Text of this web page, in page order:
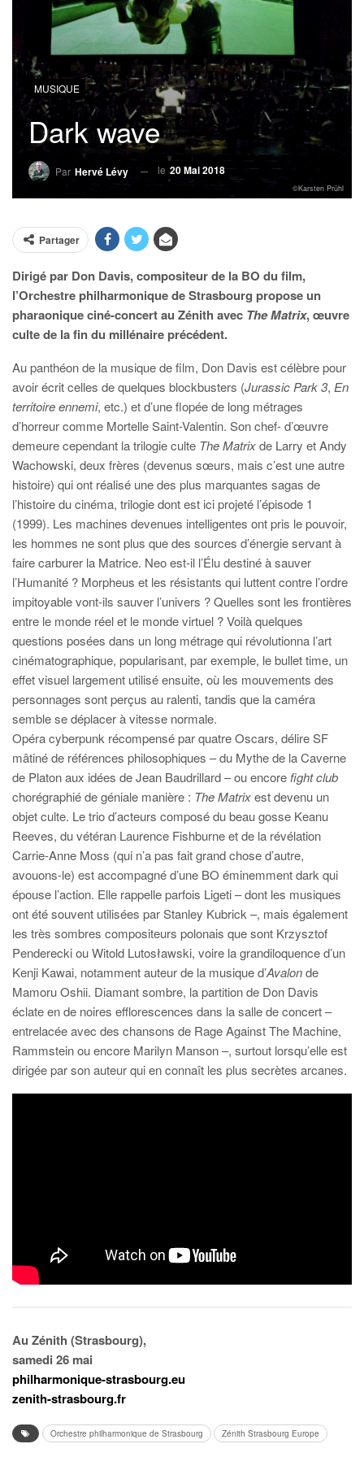
MUSIQUE
Dark wave
Par Hervé Lévy le 20 Mai 2018
©Karsten Prühl
Partager
Dirigé par Don Davis, compositeur de la BO du film,
l’Orchestre philharmonique de Strasbourg propose un
pharaonique ciné-concert au Zénith avec The Matrix, œuvre
culte de la fin du millénaire précédent.
Au panthéon de la musique de film, Don Davis est célèbre pour
avoir écrit celles de quelques blockbusters (Jurassic Park 3, En
territoire ennemi, etc.) et d’une flopée de long métrages
d’horreur comme Mortelle Saint-Valentin. Son chef- d’œuvre
demeure cependant la trilogie culte The Matrixde Larry et Andy
Wachowski, deux frères (devenus sœurs, mais c’est une autre
histoire) qui ont réalisé une des plus marquantes sagas de
l’histoire du cinéma, trilogie dont est ici projeté l’épisode 1
(1999). Les machines devenues intelligentes ont pris le pouvoir,
les hommes ne sont plus que des sources d’énergie servant à
faire carburer la Matrice. Neo est-il l’Élu destiné à sauver
l’Humanité ? Morpheus et les résistants qui luttent contre l’ordre
impitoyable vont-ils sauver l’univers ? Quelles sont les frontières
entre le monde réel et le monde virtuel ? Voilà quelques
questions posées dans un long métrage qui révolutionna l’art
cinématographique, popularisant, par exemple, le bullet time, un
effet visuel largement utilisé ensuite, où les mouvements des
personnages sont perçus au ralenti, tandis que la caméra
semble se déplacer à vitesse normale.
Opéra cyberpunk récompensé par quatre Oscars, délire SF
mâtiné de références philosophiques – du Mythe de la Caverne
de Platon aux idées de Jean Baudrillard – ou encore fight club
chorégraphié de géniale manière : The Matrixest devenu un
objet culte. Le trio d’acteurs composé du beau gosse Keanu
Reeves, du vétéran Laurence Fishburne et de la révélation
Carrie-Anne Moss (qui n’a pas fait grand chose d’autre,
avouons-le) est accompagné d’une BO éminemment dark qui
épouse l’action. Elle rappelle parfois Ligeti – dont les musiques
ont été souvent utilisées par Stanley Kubrick –, mais également
les très sombres compositeurs polonais que sont Krzysztof
Penderecki ou Witold Lutosławski, voire la grandiloquence d’un
Kenji Kawai, notamment auteur de la musique d’Avalonde
Mamoru Oshii. Diamant sombre, la partition de Don Davis
éclate en de noires efflorescences dans la salle de concert –
entrelacée avec des chansons de Rage Against The Machine,
Rammstein ou encore Marilyn Manson –, surtout lorsqu’elle est
dirigée par son auteur qui en connaît les plus secrètes arcanes.
Au Zénith (Strasbourg),
samedi 26 mai
philharmonique-strasbourg.eu
zenith-strasbourg.fr
Orchestre philharmonique de Strasbourg Zénith Strasbourg Europe